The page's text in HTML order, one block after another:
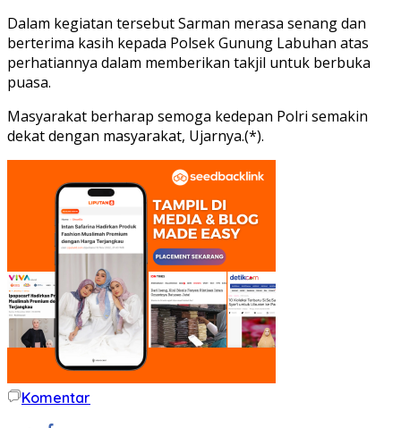
Dalam kegiatan tersebut Sarman merasa senang dan
berterima kasih kepada Polsek Gunung Labuhan atas
perhatiannya dalam memberikan takjil untuk berbuka
puasa.
Masyarakat berharap semoga kedepan Polri semakin
dekat dengan masyarakat, Ujarnya.(*).
Komentar